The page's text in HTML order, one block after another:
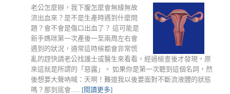
老公怎麼辦，我下腹怎麼會無緣無故
流出血來？是不是生產時遇到什麼問
題？會不會是傷口出血了？ 這可能是
新手媽咪第一次產後一至兩周左右會
遇到的狀況，通常這時候都會非常慌
亂的趕快請老公找護士或醫生來看看，經過檢查後才發現，原
來這就是所謂的「惡露」。 如果你是第一次聽到這個名詞，然
後想要大聲吶喊：天啊！難道我以後要面對不斷流液體的狀態
嗎？那到底會...... [閱讀更多]